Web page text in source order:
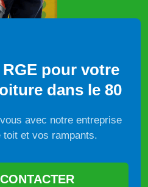
pour votre
dans le 80
avec notre entreprise
toit et vos rampants.